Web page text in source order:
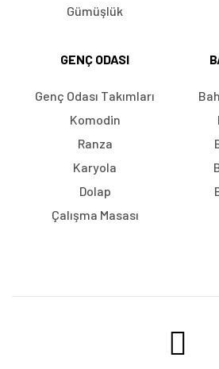
Gümüşlük
GENÇ ODASI
Genç Odası Takımları
Komodin
Ranza
Karyola
Dolap
Çalışma Masası